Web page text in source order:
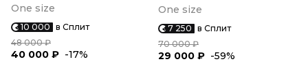
One size
10 000 в Сплит
48 000 ₽
40 000 ₽ -17%
One size
7 250 в Сплит
70 000 ₽
29 000 ₽ -59%